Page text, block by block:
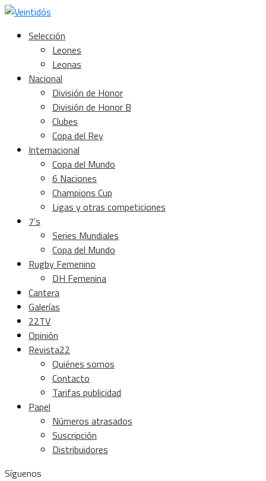
Selección
Leones
Leonas
Nacional
División de Honor
División de Honor B
Clubes
Copa del Rey
Internacional
Copa del Mundo
6 Naciones
Champions Cup
Ligas y otras competiciones
7’s
Series Mundiales
Copa del Mundo
Rugby Femenino
DH Femenina
Cantera
Galerías
22TV
Opinión
Revista22
Quiénes somos
Contacto
Tarifas publicidad
Papel
Números atrasados
Suscripción
Distribuidores
Síguenos